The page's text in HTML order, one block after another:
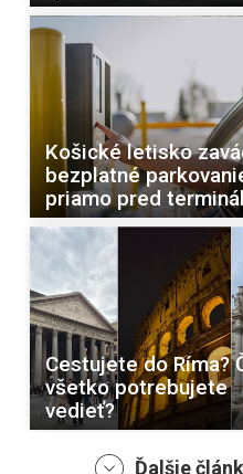
Košické letisko
bezplatné
priamo pred
Cestujete do Ríma?
všetko potrebujete
vedieť?
Ďalšie